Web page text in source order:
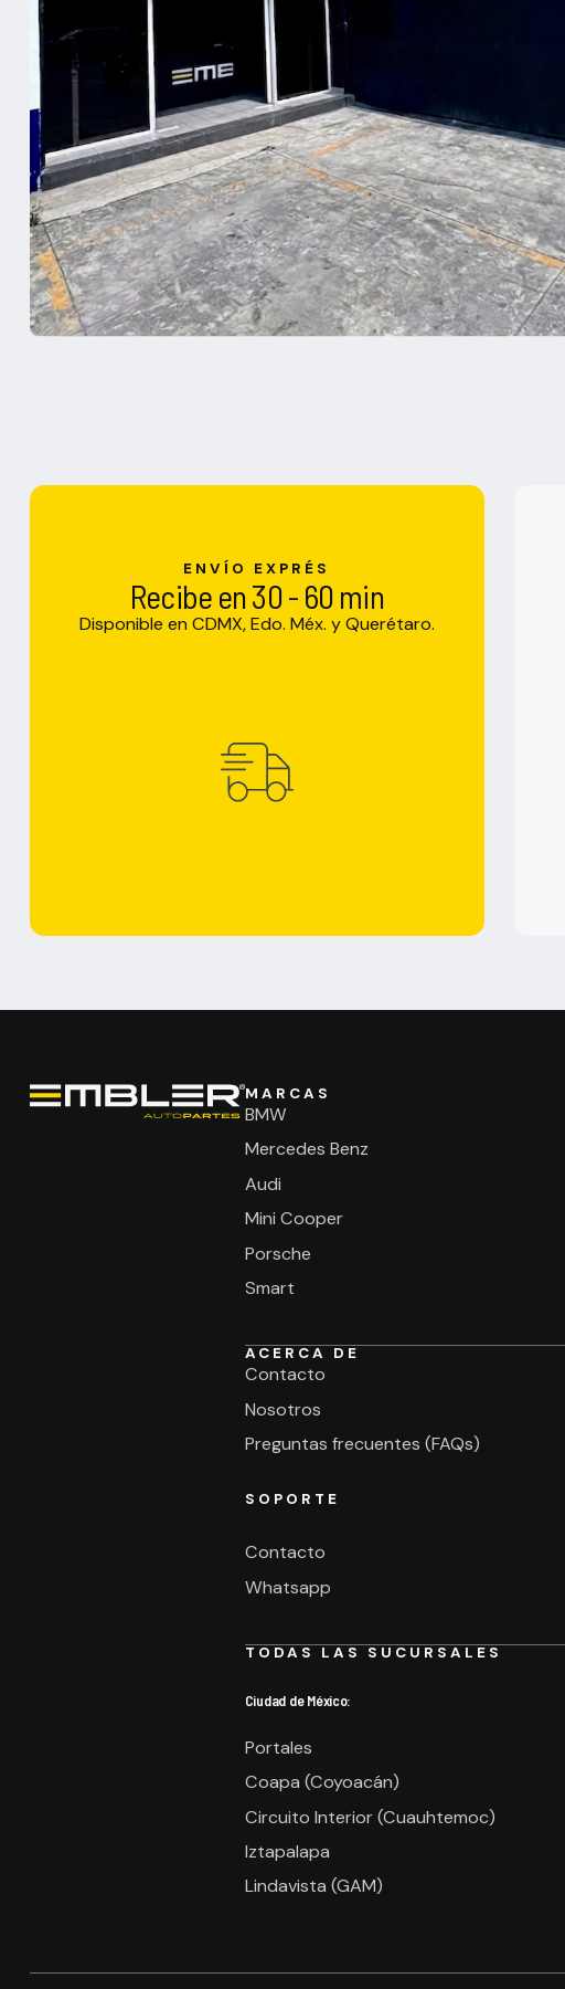
ENVÍO EXPRÉS
Recibe en 30 - 60 min
Disponible en CDMX, Edo. Méx. y Querétaro.
MARCAS
BMW
Mercedes Benz
Audi
Mini Cooper
Porsche
Smart
ACERCA DE
Contacto
Nosotros
Preguntas frecuentes (FAQs)
SOPORTE
Contacto
Whatsapp
TODAS LAS SUCURSALES
Ciudad de México:
Portales
Coapa (Coyoacán)
Circuito Interior (Cuauhtemoc)
Iztapalapa
Lindavista (GAM)